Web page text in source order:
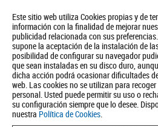
Este sitio web utiliza Cookies propias y de
información con la finalidad de mejorar
publicidad relacionada con sus
supone la aceptación de la instalación de
posibilidad de configurar su navegador
que sean instaladas en su disco duro,
dicha acción podrá ocasionar dificultades
web. Las cookies no se utilizan para
personal. Usted puede permitir su uso o
su configuración siempre que lo desee.
nuestra Política de Cookies.
Quiénes somos Turismo